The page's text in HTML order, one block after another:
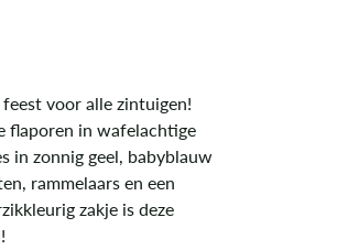
voor alle zintuigen!
flaporen in wafelachtige
in zonnig geel, babyblauw
rammelaars en een
zakje is deze